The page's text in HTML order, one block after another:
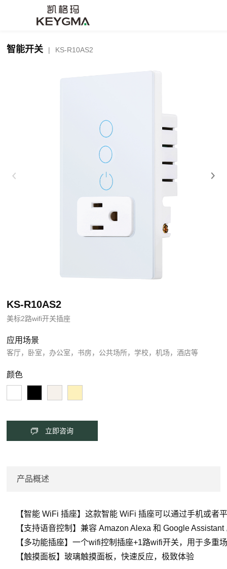
智能开关 | KS-R10AS2
KS-R10AS2
美标2路wifi开关插座
应用场景
客厅，卧室，办公室，书房，公共场所，学校，机场，酒店等
颜色
立即咨询
产品概述
【智能 WiFi 插座】这款智能 WiFi 插座可以通过手机或
【支持语音控制】兼容 Amazon Alexa 和 Google
【多功能插座】一个wifi控制插座+1路wifi开关，用于多重
【触摸面板】玻璃触摸面板，快速反应，极致体验